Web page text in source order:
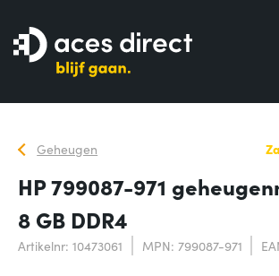
Geheugen
HP 799087-971
8 GB DDR4
Artikelnr: 10473061 MPN: 799087-971